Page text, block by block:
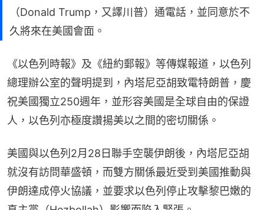
（Donald Trump，又譯川普）通電話，並同意於不
久將來在美國會面。
《以色列時報》及《紐約郵報》等傳媒報道，以色列
總理辦公室的聲明提到，內塔尼亞胡致電特朗普，慶
祝美國獨立250週年，並形容美國是全球自由的保證
人，以色列亦極度讚揚美以之間的密切關係。
美國與以色列2月28日聯手空襲伊朗後，內塔尼亞胡
就沒有訪問華盛頓，而雙方關係最近受到美國推動與
伊朗達成停火協議，並要求以色列停止攻擊黎巴嫩的